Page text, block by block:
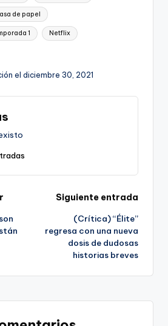
de papel
1 Netflix
el diciembre 30, 2021
Siguiente entrada
(Crítica) “Élite”
regresa con una nueva
dosis de dudosas
historias breves